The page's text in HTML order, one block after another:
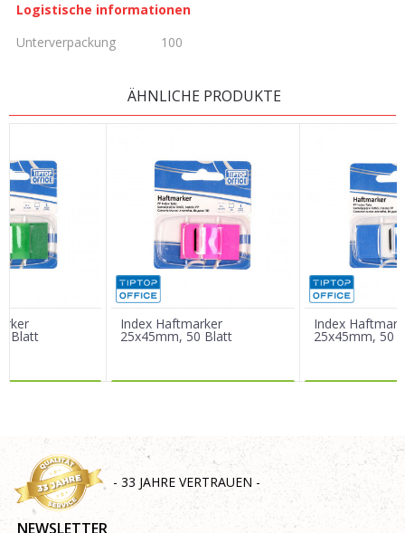
Logistische informationen
Unterverpackung
100
E-Mail
Nachricht
ÄHNLICHE PRODUKTE
Blatt
Index Haftmarker
25x45mm, 50 Blatt
Index
25x45mm, 50
- 33 JAHRE VERTRAUEN -
NEWSLETTER